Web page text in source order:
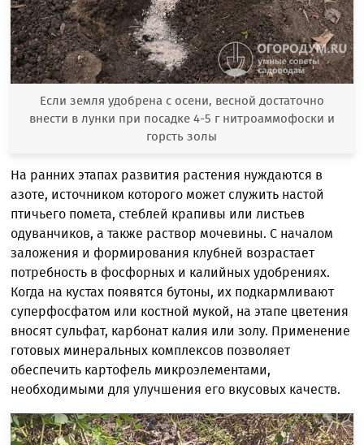
Если земля удобрена с осени, весной достаточно
внести в лунки при посадке 4-5 г нитроаммофоски и
горсть золы
На ранних этапах развития растения нуждаются в
азоте, источником которого может служить настой
птичьего помета, стеблей крапивы или листьев
одуванчиков, а также раствор мочевины. С началом
заложения и формирования клубней возрастает
потребность в фосфорных и калийных удобрениях.
Когда на кустах появятся бутоны, их подкармливают
суперфосфатом или костной мукой, на этапе цветения
вносят сульфат, карбонат калия или золу. Применение
готовых минеральных комплексов позволяет
обеспечить картофель микроэлементами,
необходимыми для улучшения его вкусовых качеств.